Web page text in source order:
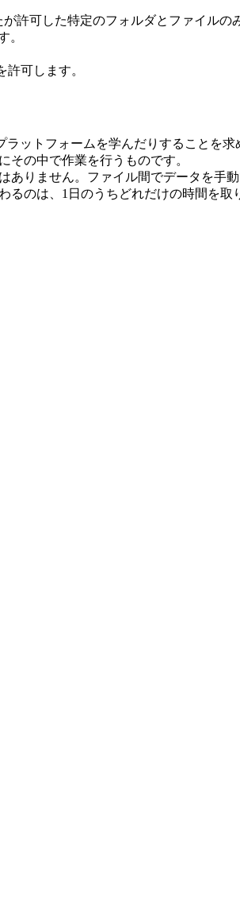
許可した特定のフォルダとファイルの
。
可します。
ットフォームを学んだりすることを
その中で作業を行うものです。
ありません。ファイル間でデータを
のは、1日のうちどれだけの時間を